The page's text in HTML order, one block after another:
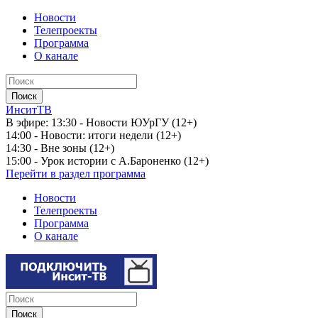
Новости
Телепроекты
Программа
О канале
ИнситТВ
В эфире: 13:30 - Новости ЮУрГУ (12+)
14:00 - Новости: итоги недели (12+)
14:30 - Вне зоны (12+)
15:00 - Урок истории с А.Бароненко (12+)
Перейти в раздел программа
Новости
Телепроекты
Программа
О канале